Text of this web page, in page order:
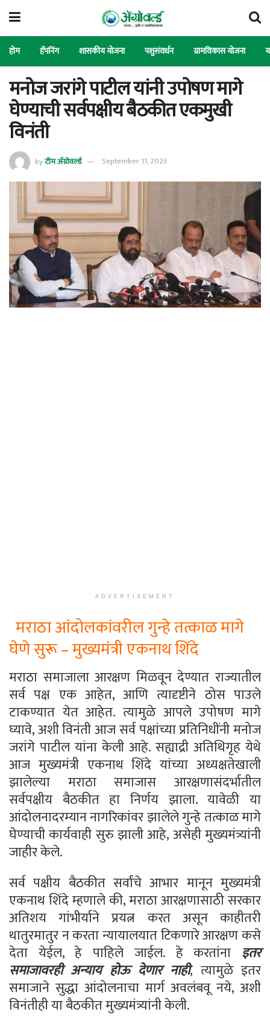
होम हॅपनिंग शासकीय योजना पशुसंवर्धन ग्रामविकास योजना
मनोज जरांगे पाटील यांनी उपोषण मागे
घेण्याची सर्वपक्षीय बैठकीत एकमुखी
विनंती
byटीम ॲग्रोवर्ल्ड September 11, 2023
ADVERTISEMENT
मराठा आंदोलकांवरील गुन्हे तत्काळ मागे
घेणे सुरू – मुख्यमंत्री एकनाथ शिंदे
मराठा समाजाला आरक्षण मिळवून देण्यात राज्यातील
सर्व पक्ष एक आहेत, आणि त्यादृष्टीने ठोस पाउले
टाकण्यात येत आहेत. त्यामुळे आपले उपोषण मागे
घ्यावे, अशी विनंती आज सर्व पक्षांच्या प्रतिनिधींनी मनोज
जरांगे पाटील यांना केली आहे. सह्याद्री अतिथिगृह येथे
आज मुख्यमंत्री एकनाथ शिंदे यांच्या अध्यक्षतेखाली
झालेल्या मराठा समाजास आरक्षणासंदर्भातील
सर्वपक्षीय बैठकीत हा निर्णय झाला. यावेळी या
आंदोलनादरम्यान नागरिकांवर झालेले गुन्हे तत्काळ मागे
घेण्याची कार्यवाही सुरु झाली आहे, असेही मुख्यमंत्र्यांनी
जाहीर केले.
सर्व पक्षीय बैठकीत सर्वांचे आभार मानून मुख्यमंत्री
एकनाथ शिंदे म्हणाले की, मराठा आरक्षणासाठी सरकार
अतिशय गांभीर्याने प्रयत्न करत असून काहीतरी
थातुरमातुर न करता न्यायालयात टिकणारे आरक्षण कसे
देता येईल, हे पाहिले जाईल. हे करतांना इतर
समाजावरही अन्याय होऊ देणार नाही, त्यामुळे इतर
समाजाने सुद्धा आंदोलनाचा मार्ग अवलंबवू नये, अशी
विनंतीही या बैठकीत मुख्यमंत्र्यांनी केली.